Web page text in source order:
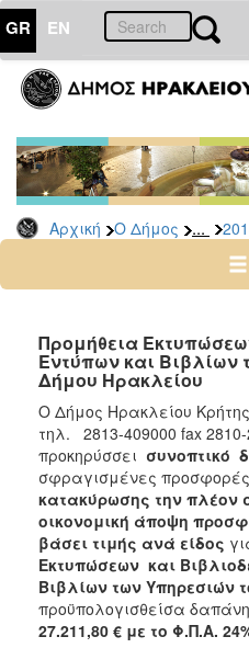
GR EN
Αρχική Ο Δήμος ...
ΔΗΜΟΣ
Διακηρύξεις
-
Δημοπρασίες
Αρχείο
2025
2023
2022
2021
2020
2019
2018
2017
2016
2015
Προμήθεια
Εντύπων και Βιβλίων
Δήμου Ηρακλείου
Ο Δήμος Ηρακλείου
τηλ. 2813-409000 fax
προκηρύσσει συνοπτικό
σφραγισμένες προσφορές
κατακύρωσης την
οικονομική άποψη
βάσει τιμής ανά είδος
Εκτυπώσεων και
Βιβλίων των Υπηρεσιών
προϋπολογισθείσα
27.211,80 € με το Φ.Π.Α.